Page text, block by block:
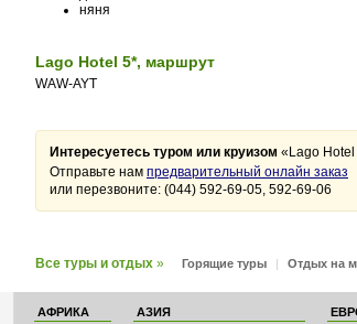
няня
Lago Hotel 5*, маршрут
WAW-AYT
Интересуетесь туром или круизом «Lago
Отправьте нам предварительный онлайн заказ
или перезвоните: (044) 592-69-05, 592-69-06
Все туры и отдых » Горящие туры | Отдых на
АФРИКА
АЗИЯ